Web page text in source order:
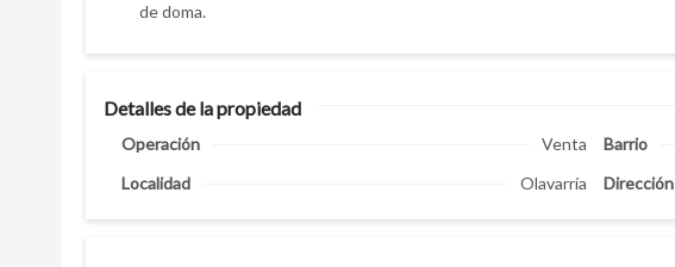
de doma.
Detalles de la propiedad
Operación
Venta
Localidad
Olavarría
Barrio
Dirección